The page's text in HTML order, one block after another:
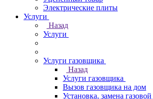
Электрические плиты
Услуги
Назад
Услуги
Услуги газовщика
Назад
Услуги газовщика
Вызов газовщика на дом
Установка, замена